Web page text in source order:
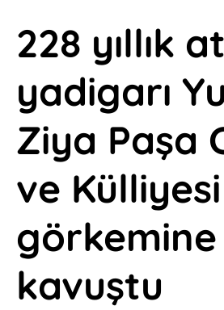
228 yıllık
yadigarı
Ziya Paşa
ve Külliyesi
görkemine
kavuştu